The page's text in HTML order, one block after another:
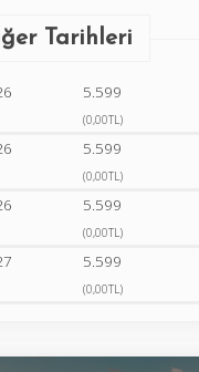
Tarihleri
5.599
(0,00TL)
5.599
(0,00TL)
5.599
(0,00TL)
5.599
(0,00TL)